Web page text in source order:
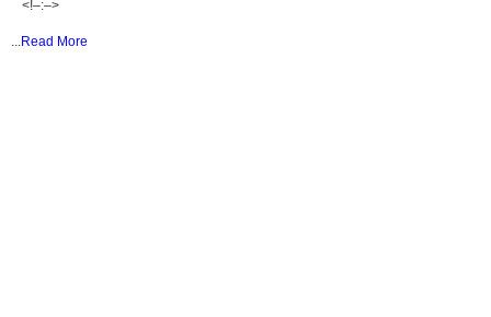
<!–:–>
...Read More